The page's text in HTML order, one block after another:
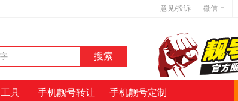
意见/投诉 微信
微信号:jihaoba999
具 手机靓号转让 手机靓号定制